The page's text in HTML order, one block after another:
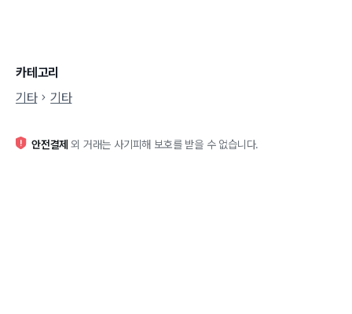
카테고리
기타
기타
안전결제 외 거래는 사기피해 보호를 받을 수 없습니다.